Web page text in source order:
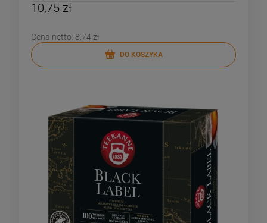
10,75 zł
Cena netto: 8,74 zł
DO KOSZYKA